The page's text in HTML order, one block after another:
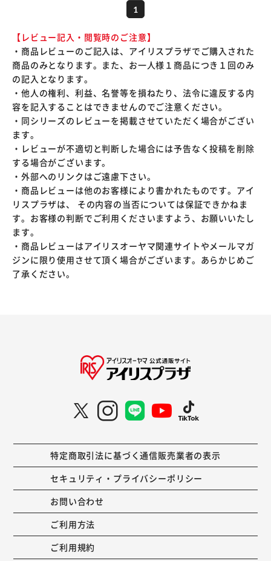
1
【レビュー記入・閲覧時のご注意】
・商品レビューのご記入は、アイリスプラザでご購入された
商品のみとなります。また、お一人様１商品につき１回のみ
の記入となります。
・他人の権利、利益、名誉等を損ねたり、法令に違反する内
容を記入することはできませんのでご注意ください。
・同シリーズのレビューを掲載させていただく場合がござい
ます。
・レビューが不適切と判断した場合には予告なく投稿を削除
する場合がございます。
・外部へのリンクはご遠慮下さい。
・商品レビューは他のお客様により書かれたものです。アイ
リスプラザは、 その内容の当否については保証できかねま
す。お客様の判断でご利用くださいますよう、お願いいたし
ます。
・商品レビューはアイリスオーヤマ関連サイトやメールマガ
ジンに限り使用させて頂く場合がございます。あらかじめご
了承ください。
特定商取引法に基づく通信販売業者の表示
セキュリティ・プライバシーポリシー
お問い合わせ
ご利用方法
ご利用規約